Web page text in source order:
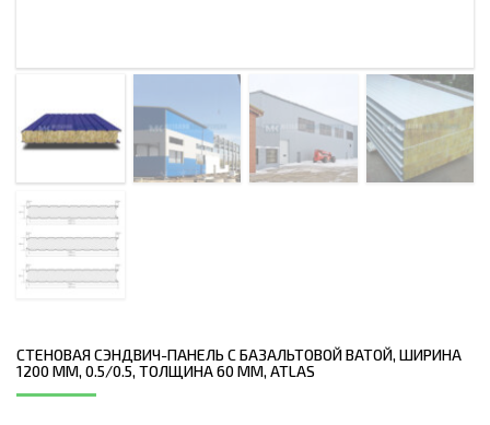
СТЕНОВАЯ СЭНДВИЧ-ПАНЕЛЬ С БАЗАЛЬТОВОЙ ВАТОЙ, ШИРИНА
1200 ММ, 0.5/0.5, ТОЛЩИНА 60 ММ, ATLAS